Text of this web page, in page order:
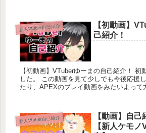
新人Vtuber自己紹介
【初動画】
己紹介！
【初動画】VTuberゆーまの自己紹介！ 初動画です。緊張しま
した。 この動画を見て少しでも今後応援
たり、APEXのプレイ動画をみたいよって
新人Vtuber自己紹介
【動画】自己
【新人ケモ